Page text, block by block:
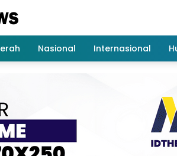
Nasional Internasional